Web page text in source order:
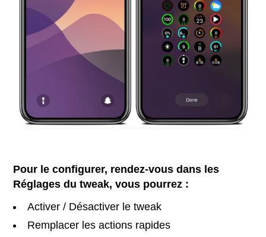
Pour le configurer, rendez-vous dans les
Réglages du tweak, vous pourrez :
Activer / Désactiver le tweak
Remplacer les actions rapides